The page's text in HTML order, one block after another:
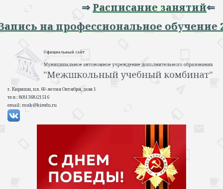
Расписание занятий⇐
на профессиональное обучение
г. Кириши, пл. 60-летия Октября, дом 1
тел.: 8(81368)21516
email: muk@kiredu.ru